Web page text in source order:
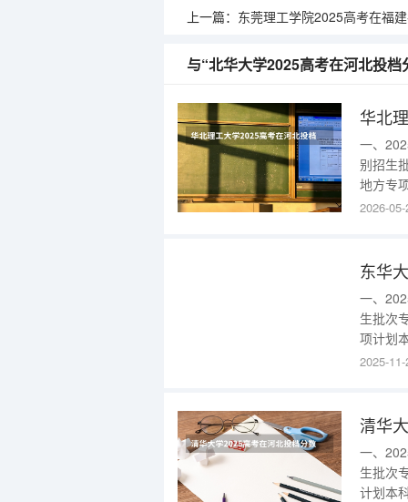
上一篇： 东莞理工学院2025高考在福建各批次选
与“北华大学2025高考在河北投档
华北
一、
别招生
地方专
批-544/
2026-
东华
一、
生批次
项计划
份招生
2025-
清华
一、
生批次
计划本